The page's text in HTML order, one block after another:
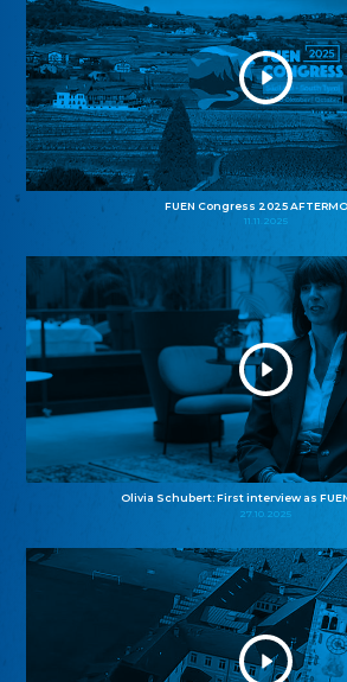
FUEN Congress 2025
11.11.2025
Olivia Schubert: First interview as
27.10.2025